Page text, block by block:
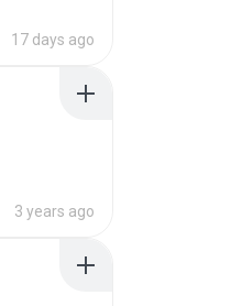
17 days ago
3 years ago